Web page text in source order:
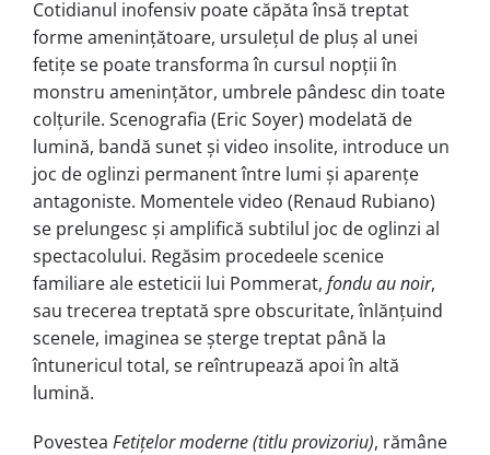
Cotidianul inofensiv poate căpăta însă treptat
forme ameninţătoare, ursulețul de pluș al unei
fetiţe se poate transforma în cursul nopţii în
monstru ameninţător, umbrele pândesc din toate
colțurile. Scenografia (Eric Soyer) modelată de
lumină, bandă sunet și video insolite, introduce un
joc de oglinzi permanent între lumi și aparențe
antagoniste. Momentele video (Renaud Rubiano)
se prelungesc și amplifică subtilul joc de oglinzi al
spectacolului. Regăsim procedeele scenice
familiare ale esteticii lui Pommerat, fondu au noir,
sau trecerea treptată spre obscuritate, înlănţuind
scenele, imaginea se şterge treptat până la
întunericul total, se reîntrupează apoi în altă
lumină.
Povestea Fetiţelor moderne (titlu provizoriu), rămâne